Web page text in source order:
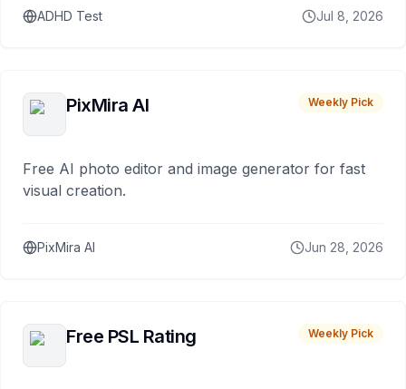
ADHD Test Jul 8, 2026
PixMira AI Weekly Pick
Free AI photo editor and image generator for fast
visual creation.
PixMira AI Jun 28, 2026
Free PSL Rating Weekly Pick